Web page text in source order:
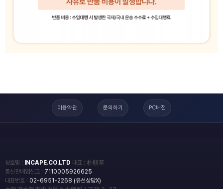
이용약관 문의하기 PC버전
상호명 : INCAPE.CO.LTD 대표 : 朴順基
통신판매업신고 : 7110005926625
대표번호 : 02-6951-2268 (유선상담X)